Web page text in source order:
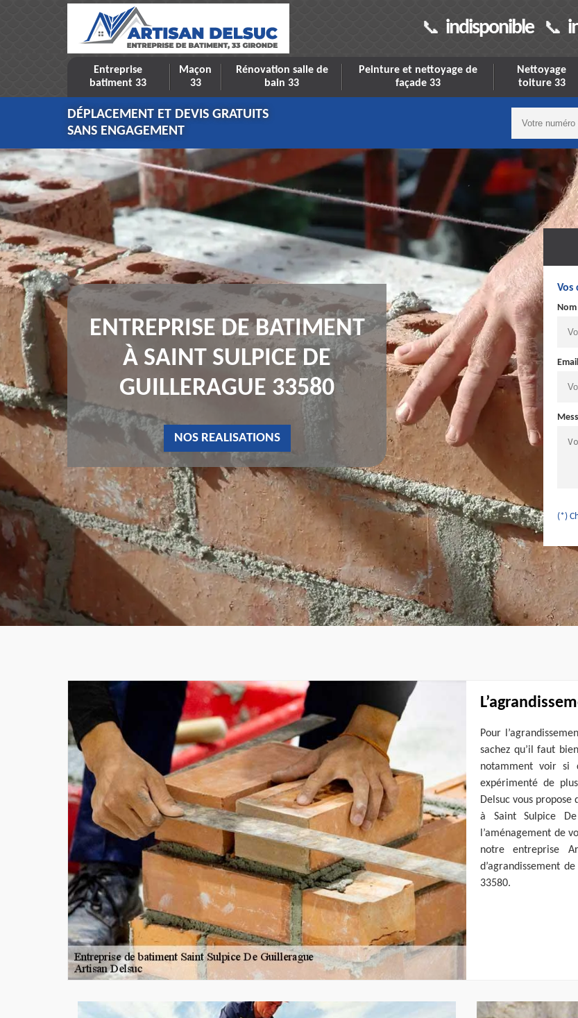
indisponible
Entreprise
batiment 33
Maçon
33
Rénovation salle de
bain 33
Peinture et nettoyage de
façade 33
Nettoyage
toiture 33
DÉPLACEMENT ET DEVIS GRATUITS
SANS ENGAGEMENT
ENTREPRISE DE BATIMENT
À SAINT SULPICE DE
GUILLERAGUE 33580
NOS REALISATIONS
Vos
(*)
Pour
sachez qu’il faut
notamment voir si
expérimenté de
Delsuc vous
à Saint Sulpice
l’aménagement de
notre entreprise
d’agrandissement
33580.